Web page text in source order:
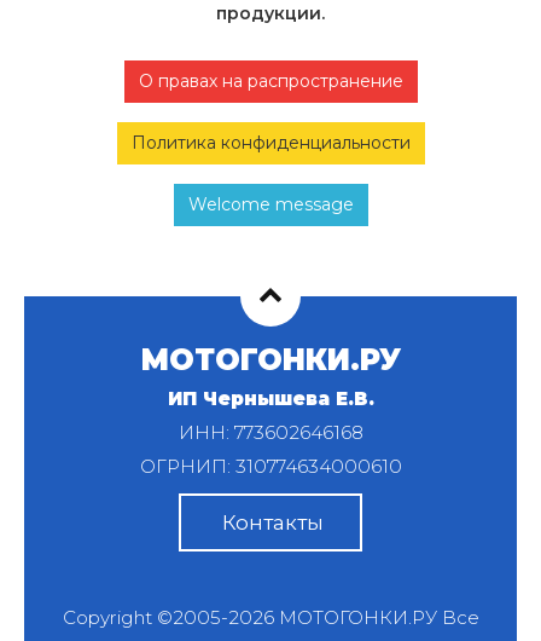
продукции.
О правах на распространение
Политика конфиденциальности
Welcome message
МОТОГОНКИ.РУ
ИП Чернышева Е.В.
ИНН: 773602646168
ОГРНИП: 310774634000610
Контакты
Copyright ©2005-2026 МОТОГОНКИ.РУВсе